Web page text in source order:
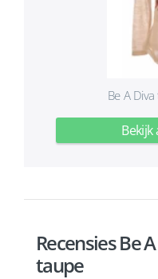
Be A
Recensies Be
taupe